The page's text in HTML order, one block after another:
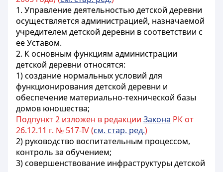
1. Управление деятельностью детской деревни
осуществляется администрацией, назначаемой
учредителем детской деревни в соответствии с
ее Уставом.
2. К основным функциям администрации
детской деревни относятся:
1) создание нормальных условий для
функционирования детской деревни и
обеспечение материально-технической базы
домов юношества;
Подпункт 2 изложен в редакции Закона РК от
26.12.11 г. № 517-IV (см. стар. ред.)
2) руководство воспитательным процессом,
контроль за обучением;
3) совершенствование инфраструктуры детской